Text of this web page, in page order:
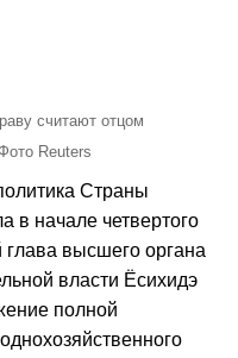
считают отцом
Reuters
Страны
в начале четвертого
глава высшего органа
власти Ёсихидэ
полной